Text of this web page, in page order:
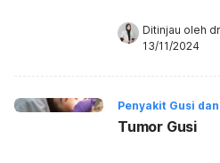
Ditinjau oleh
13/11/2024
Penyakit Gusi
Tumor Gusi